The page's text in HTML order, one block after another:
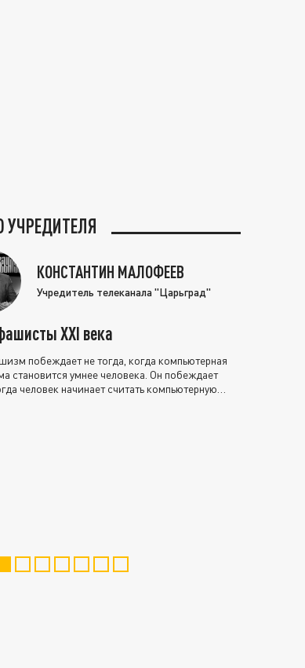
УЧРЕДИТЕЛЯ
КОНСТАНТИН МАЛОФЕЕВ
Учредитель телеканала "Царьград"
XXI века
побеждает не тогда, когда компьютерная
становится умнее человека. Он побеждает
человек начинает считать компьютерную